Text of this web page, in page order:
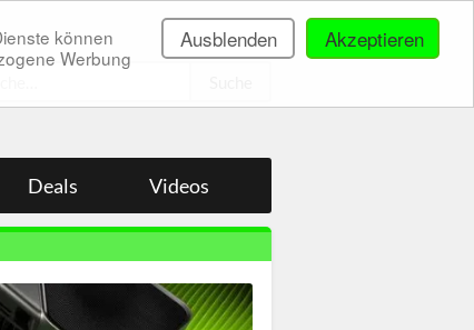
Akzeptieren
Ausblenden
können
Werbung
Deals Videos